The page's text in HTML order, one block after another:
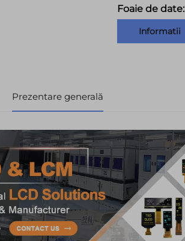
Foaie de date:
Informatii
Prezentare generală